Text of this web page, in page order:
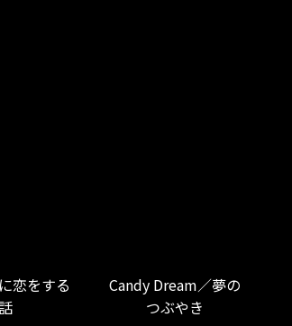
恋をする
話
Candy Dream／夢の
つぶやき